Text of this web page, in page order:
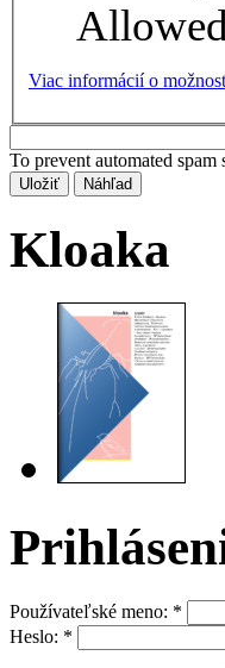
Viac informácií o
To prevent automated
Kloaka
Používateľské meno: *
Heslo: *